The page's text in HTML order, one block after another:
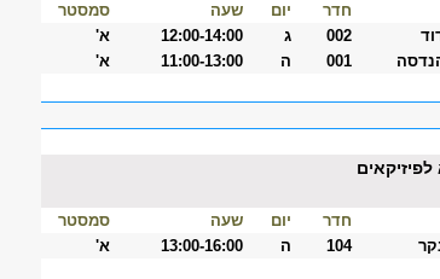
חדר יום שעה
סמסטר
002 ג 12:00-14:00
א'
001 ה 11:00-13:00
א'
חדר יום שעה
סמסטר
104 ה 13:00-16:00
א'